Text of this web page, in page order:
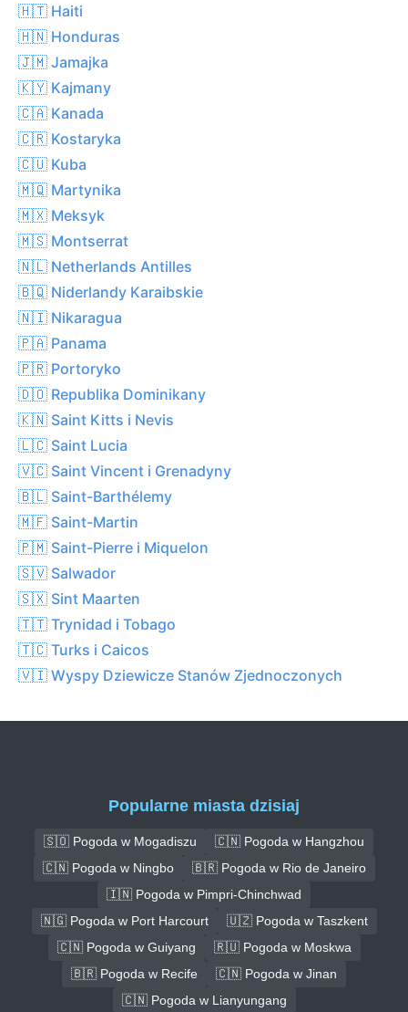
🇭🇹 Haiti
🇭🇳 Honduras
🇯🇲 Jamajka
🇰🇾 Kajmany
🇨🇦 Kanada
🇨🇷 Kostaryka
🇨🇺 Kuba
🇲🇶 Martynika
🇲🇽 Meksyk
🇲🇸 Montserrat
🇳🇱 Netherlands Antilles
🇧🇶 Niderlandy Karaibskie
🇳🇮 Nikaragua
🇵🇦 Panama
🇵🇷 Portoryko
🇩🇴 Republika Dominikany
🇰🇳 Saint Kitts i Nevis
🇱🇨 Saint Lucia
🇻🇨 Saint Vincent i Grenadyny
🇧🇱 Saint-Barthélemy
🇲🇫 Saint-Martin
🇵🇲 Saint-Pierre i Miquelon
🇸🇻 Salwador
🇸🇽 Sint Maarten
🇹🇹 Trynidad i Tobago
🇹🇨 Turks i Caicos
🇻🇮 Wyspy Dziewicze Stanów Zjednoczonych
Popularne miasta dzisiaj
🇸🇴 Pogoda w Mogadiszu
🇨🇳 Pogoda w Hangzhou
🇨🇳 Pogoda w Ningbo
🇧🇷 Pogoda w Rio de Janeiro
🇮🇳 Pogoda w Pimpri-Chinchwad
🇳🇬 Pogoda w Port Harcourt
🇺🇿 Pogoda w Taszkent
🇨🇳 Pogoda w Guiyang
🇷🇺 Pogoda w Moskwa
🇧🇷 Pogoda w Recife
🇨🇳 Pogoda w Jinan
🇨🇳 Pogoda w Lianyungang